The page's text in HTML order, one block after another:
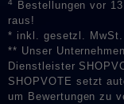
4
Bestellungen vor
raus!
* inkl. gesetzl.
** Unser
Dienstleister
SHOPVOTE setzt
um Bewertungen zu